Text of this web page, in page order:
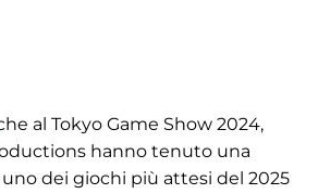
al Tokyo Game Show 2024,
hanno tenuto una
dei giochi più attesi del 2025